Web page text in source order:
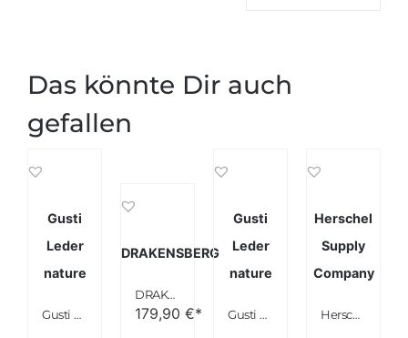
Das könnte Dir auch
gefallen
Gusti
Leder
nature
Gusti Leder nature “Henry” Reisetasche Weekender Dunkelbraun R4
DRAKENSBERG
DRAKENSBERG Kimberley Duffel Weekender
179,90 €*
Gusti
Leder
nature
Gusti Leder nature “Harley” Weekender braun
Herschel
Supply
Company
Herschel Supply Company Weekender Schwarz